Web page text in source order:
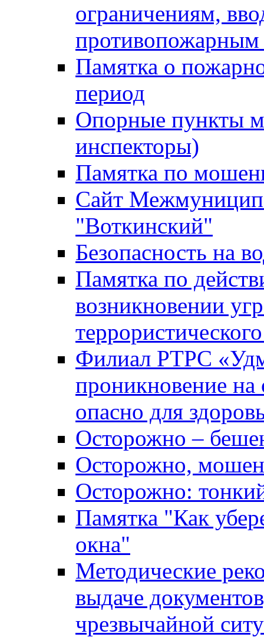
ограничениям,
Памятка о
период
Опорные пункты
инспекторы)
Памятка по
Сайт
"Воткинский"
Безопасность на
Памятка по
возникновении
Филиал РТРС
проникновение на
опасно для
Осторожно –
Осторожно,
Осторожно:
Памятка "Как
окна"
Методические
выдаче
чрезвычайной